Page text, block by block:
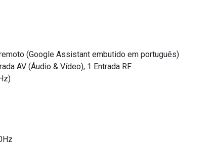
(Google Assistant embutido em português)
AV (Áudio & Vídeo), 1 Entrada RF